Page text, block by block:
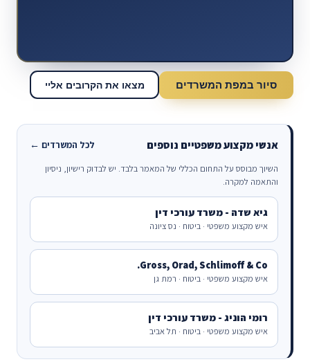
סיור במפת המשרדים מצאו את הקרובים אליי
אנשי מקצוע משפטיים נוספים לכל המשרדים ←
השיוך מבוסס על התחום הכללי של המאמר בלבד. יש לבדוק רישיון, ניסיון
והתאמה למקרה.
גיא שדה - משרד עורכי דין
איש מקצוע משפטי · ביטוח · נס ציונה
Gross, Orad, Schlimoff & Co.
איש מקצוע משפטי · ביטוח · רמת גן
רומי הוניג - משרד עורכי דין
איש מקצוע משפטי · ביטוח · תל אביב